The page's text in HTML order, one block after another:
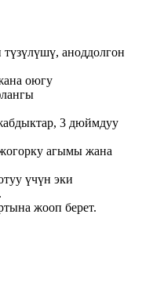
аноддолгон
оюгу
3 дюймдуу
агымы жана
үчүн эки
жооп берет.